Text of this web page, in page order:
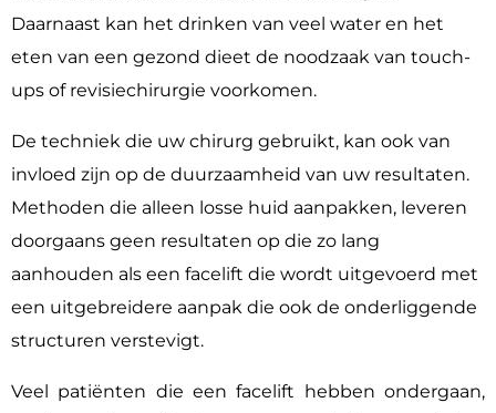
Daarnaast kan het drinken van veel water en het
eten van een gezond dieet de noodzaak van touch-
ups of revisiechirurgie voorkomen.
De techniek die uw chirurg gebruikt, kan ook van
invloed zijn op de duurzaamheid van uw resultaten.
Methoden die alleen losse huid aanpakken, leveren
doorgaans geen resultaten op die zo lang
aanhouden als een facelift die wordt uitgevoerd met
een uitgebreidere aanpak die ook de onderliggende
structuren verstevigt.
Veel patiënten die een facelift hebben ondergaan,